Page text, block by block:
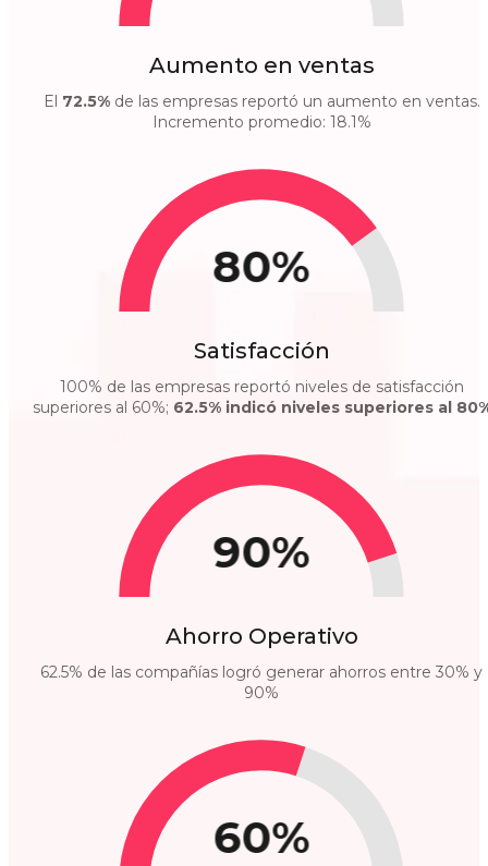
Aumento en ventas
El 72.5%de las empresas reportó un aumento en ventas.
Incremento promedio: 18.1%
80%
Satisfacción
100% de las empresas reportó niveles de satisfacción
superiores al 60%; 62.5% indicó niveles superiores al
90%
Ahorro Operativo
62.5% de las compañías logró generar ahorros entre 30% y
90%
60%